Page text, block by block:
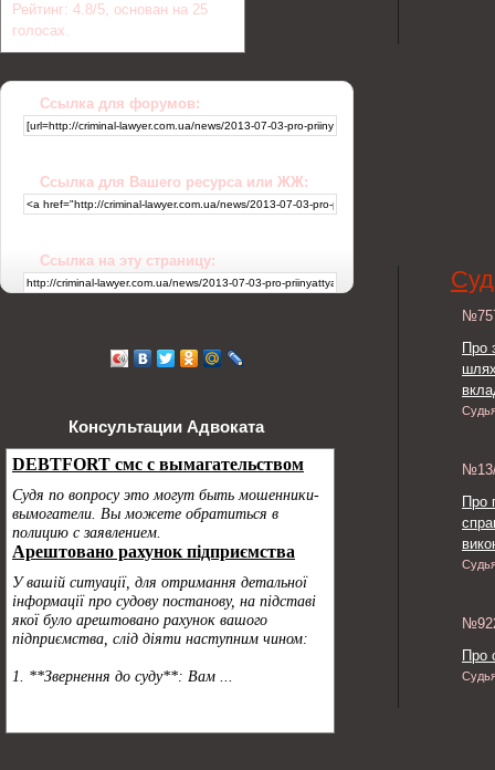
Рейтинг: 4.8/5, основан на 25
голосах.
Ссылка для форумов:
Ссылка для Вашего ресурса или ЖЖ:
Ссылка на эту страницу:
Консультации Адвоката
Про
Про
Про